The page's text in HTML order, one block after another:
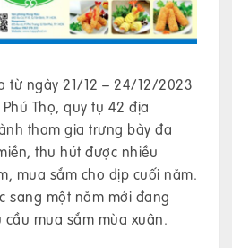
từ ngày 21/12 – 24/12/2023
Thọ, quy tụ 42 địa
tham gia trưng bày đa
thu hút được nhiều
mua sắm cho dịp cuối năm.
sang một năm mới đang
mua sắm mùa xuân.